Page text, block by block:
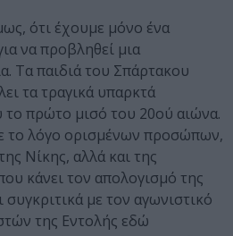
ότι έχουμε μόνο ένα
να προβληθεί μια
Τα παιδιά του Σπάρτακου
τα τραγικά υπαρκτά
πρώτο μισό του 20ού αιώνα.
το λόγο ορισμένων προσώπων,
Νίκης, αλλά και της
κάνει τον απολογισμό της
με τον αγωνιστικό
της Εντολής εδώ